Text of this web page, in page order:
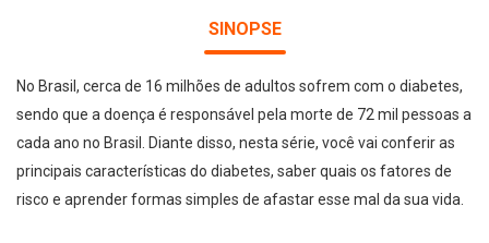
SINOPSE
No Brasil, cerca de 16 milhões de adultos sofrem com o diabetes,
sendo que a doença é responsável pela morte de 72 mil pessoas a
cada ano no Brasil. Diante disso, nesta série, você vai conferir as
principais características do diabetes, saber quais os fatores de
risco e aprender formas simples de afastar esse mal da sua vida.